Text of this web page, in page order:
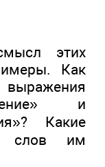
этих
Как
и
Какие
слов им